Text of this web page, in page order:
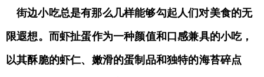
街边小吃总是有那么几样能够勾起人们对美食的无
限遐想。而虾扯蛋作为一种颜值和口感兼具的小吃，
以其酥脆的虾仁、嫩滑的蛋制品和独特的海苔碎点